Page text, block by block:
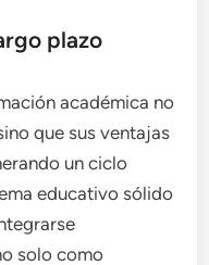
plazo
académica no
que sus ventajas
un ciclo
educativo sólido
solo como